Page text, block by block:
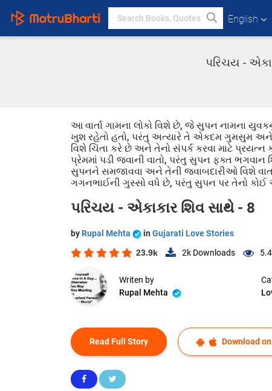
English
પરિચય -
આ વાર્તા ગામના લોકો વિશે છે, જે સુપન નામના
ખુશ રહેતો હતો, પરંતુ અત્યારે તે એકદમ ગુમસુમ અને
વિશે ચિંતા કરે છે અને તેનો સંપર્ક કરવા માટે
પ્રેમમાં પડી જવાની વાતો, પરંતુ સુપન ફક્ત
સુપનને સમજાવવા અને તેની જવાબદારીઓ વિશે
ગગનભાઈની ગુસ્સો વધે છે, પરંતુ સુપન પર તેનો કોઈ
પરિચય - એકાકાર શિવ સાથે - 8
by Rupal Mehta in Gujarati Love Stories
23.9k 2k Downloads
Writen by
Rupal Mehta
Read Full Story Download